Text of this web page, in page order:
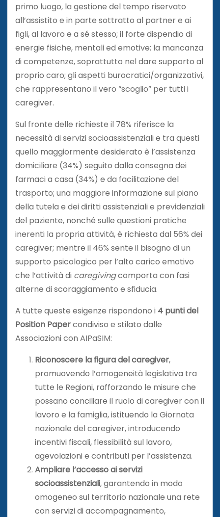
primo luogo, la gestione del tempo riservato
all’assistito e in parte sottratto al partner e ai
figli, al lavoro e a sé stesso; il forte dispendio di
energie fisiche, mentali ed emotive; la mancanza
di competenze, soprattutto nel dare supporto al
proprio caro; gli aspetti burocratici/organizzativi,
che rappresentano il vero “scoglio” per tutti i
caregiver.
Sul fronte delle richieste il 78% riferisce la
necessità di servizi socioassistenziali e tra questi
quello maggiormente desiderato è l’assistenza
domiciliare (34%) seguito dalla consegna dei
farmaci a casa (34%) e da facilitazione del
trasporto; una maggiore informazione sul piano
della tutela e dei diritti assistenziali e previdenziali
del paziente, nonché sulle questioni pratiche
inerenti la propria attività, è richiesta dal 56% dei
caregiver; mentre il 46% sente il bisogno di un
supporto psicologico per l’alto carico emotivo
che l’attività di caregivingcomporta con fasi
alterne di scoraggiamento e sfiducia.
A tutte queste esigenze rispondono i 4 punti del
Position Papercondiviso e stilato dalle
Associazioni con AIPaSIM:
Riconoscere la figura del caregiver,
promuovendo l’omogeneità legislativa tra
tutte le Regioni, rafforzando le misure che
possano conciliare il ruolo di caregiver con il
lavoro e la famiglia, istituendo la Giornata
nazionale del caregiver, introducendo
incentivi fiscali, flessibilità sul lavoro,
agevolazioni e contributi per l’assistenza.
Ampliare l’accesso ai servizi
socioassistenziali, garantendo in modo
omogeneo sul territorio nazionale una rete
con servizi di accompagnamento,